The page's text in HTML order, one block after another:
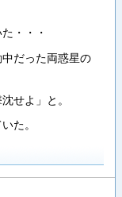
・・・
だった両惑星の
せよ」と。
た。